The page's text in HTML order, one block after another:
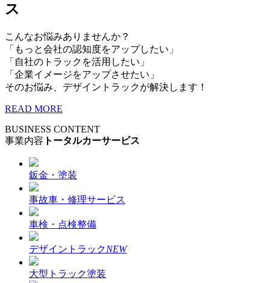
ス
こんなお悩みありませんか？
「もっと会社の認知度をアップしたい」
「自社のトラックを活用したい」
「企業イメージをアップさせたい」
そのお悩み、デザイントラックが解決します！
READ MORE
BUSINESS CONTENT
事業内容 トータルカーサービス
鈑金・塗装
事故車・修理サービス
車検・点検整備
デザイントラックNEW
大型トラック塗装